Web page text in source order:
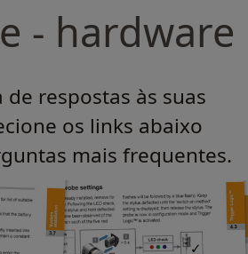
- hardware
de respostas às suas
os links abaixo
mais frequentes.